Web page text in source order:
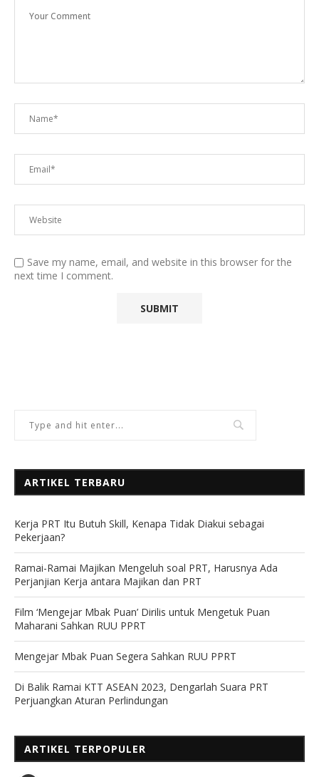
Save my name, email, and website in this browser for the
next time I comment.
ARTIKEL TERBARU
Kerja PRT Itu Butuh Skill, Kenapa Tidak Diakui sebagai
Pekerjaan?
Ramai-Ramai Majikan Mengeluh soal PRT, Harusnya Ada
Perjanjian Kerja antara Majikan dan PRT
Film ‘Mengejar Mbak Puan’ Dirilis untuk Mengetuk Puan
Maharani Sahkan RUU PPRT
Mengejar Mbak Puan Segera Sahkan RUU PPRT
Di Balik Ramai KTT ASEAN 2023, Dengarlah Suara PRT
Perjuangkan Aturan Perlindungan
ARTIKEL TERPOPULER